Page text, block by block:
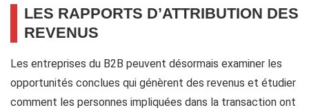
LES RAPPORTS D’ATTRIBUTION DES
REVENUS
Les entreprises du B2B peuvent désormais examiner les
opportunités conclues qui génèrent des revenus et étudier
comment les personnes impliquées dans la transaction ont